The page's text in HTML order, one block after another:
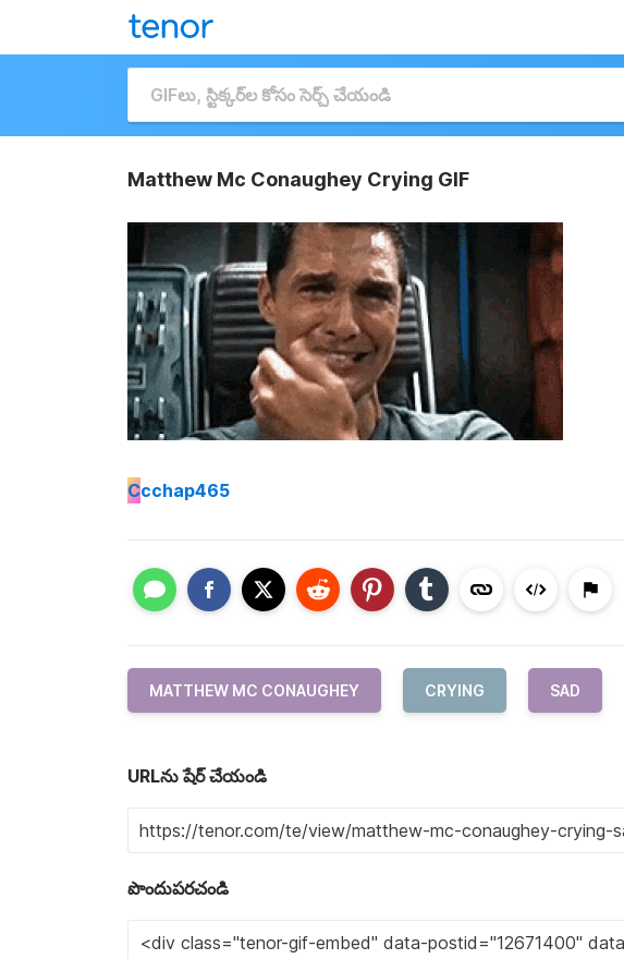
Matthew Mc Conaughey Crying GIF
Ccchap465
MATTHEW MC CONAUGHEY CRYING SAD
URLను షేర్ చేయండి
పొందుపరచండి